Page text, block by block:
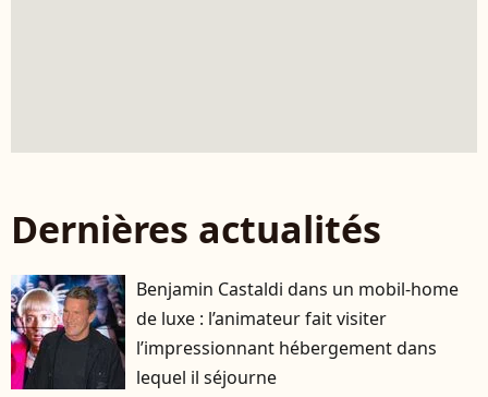
Dernières actualités
Benjamin Castaldi dans un mobil-home
de luxe : l’animateur fait visiter
l’impressionnant hébergement dans
lequel il séjourne